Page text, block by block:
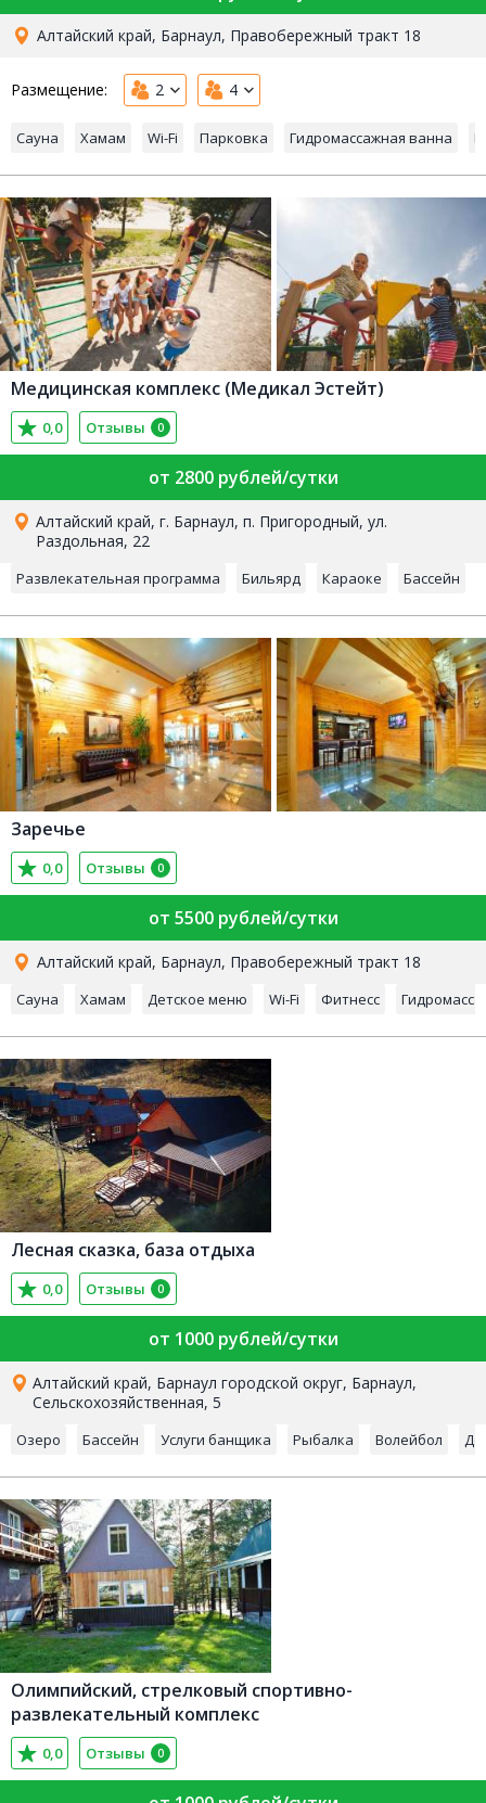
Алтайский край, Барнаул, Правобережный тракт 18
Размещение: 2 4
Сауна Хамам Wi-Fi Парковка Гидромассажная ванна
Медицинская комплекс (Медикал Эстейт)
0,0 Отзывы 0
от 2800 рублей/сутки
Алтайский край, г. Барнаул, п. Пригородный, ул.
Раздольная, 22
Развлекательная программа Бильярд Караоке Бассейн
Заречье
0,0 Отзывы 0
от 5500 рублей/сутки
Алтайский край, Барнаул, Правобережный тракт 18
Сауна Хамам Детское меню Wi-Fi Фитнесс
Лесная сказка, база отдыха
0,0 Отзывы 0
от 1000 рублей/сутки
Алтайский край, Барнаул городской округ, Барнаул,
Сельскохозяйственная, 5
Озеро Бассейн Услуги банщика Рыбалка Волейбол
Олимпийский, стрелковый спортивно-
развлекательный комплекс
0,0 Отзывы 0